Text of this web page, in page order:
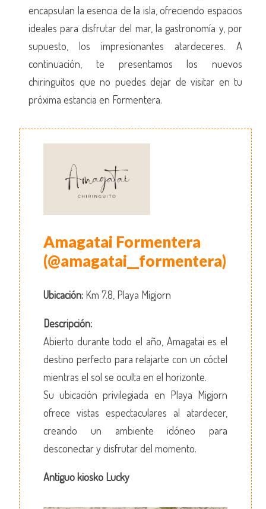
encapsulan la esencia de la isla, ofreciendo espacios
ideales para disfrutar del mar, la gastronomía y, por
supuesto, los impresionantes atardeceres. A
continuación, te presentamos los nuevos
chiringuitos que no puedes dejar de visitar en tu
próxima estancia en Formentera.
Amagatai Formentera
(@amagatai__formentera)
Ubicación: Km 7.8, Playa Migjorn
Descripción:
Abierto durante todo el año, Amagatai es el
destino perfecto para relajarte con un cóctel
mientras el sol se oculta en el horizonte.
Su ubicación privilegiada en Playa Migjorn
ofrece vistas espectaculares al atardecer,
creando un ambiente idóneo para
desconectar y disfrutar del momento.
Antiguo kiosko Lucky